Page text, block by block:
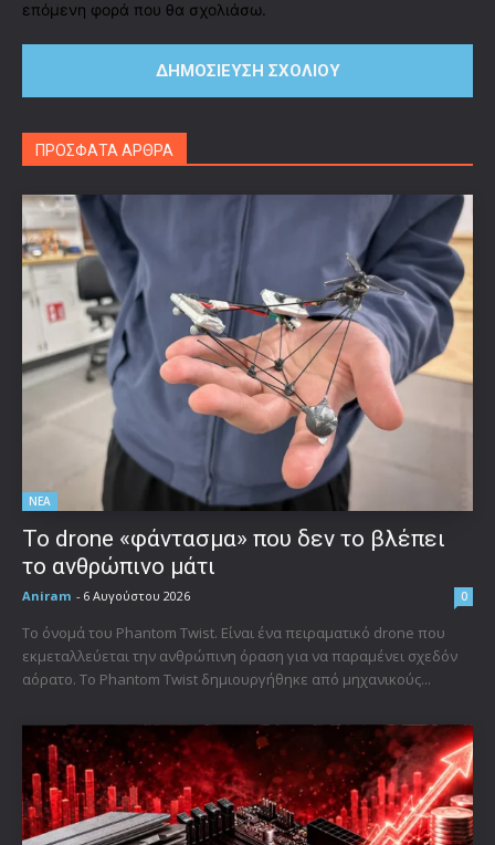
επόμενη φορά που θα σχολιάσω.
ΠΡΟΣΦΑΤΑ ΑΡΘΡΑ
ΝΕΑ
Το drone «φάντασμα» που δεν το βλέπει
το ανθρώπινο μάτι
Aniram - 6 Αυγούστου 2026 0
Το όνομά του Phantom Twist. Είναι ένα πειραματικό drone που
εκμεταλλεύεται την ανθρώπινη όραση για να παραμένει σχεδόν
αόρατο. Το Phantom Twist δημιουργήθηκε από μηχανικούς...